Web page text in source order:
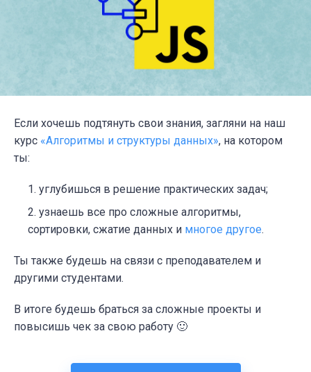
Если хочешь подтянуть свои знания, загляни на наш
курс «Алгоритмы и структуры данных», на котором
ты:
углубишься в решение практических задач;
узнаешь все про сложные алгоритмы,
сортировки, сжатие данных и многое другое.
Ты также будешь на связи с преподавателем и
другими студентами.
В итоге будешь браться за сложные проекты и
повысишь чек за свою работу 🙂